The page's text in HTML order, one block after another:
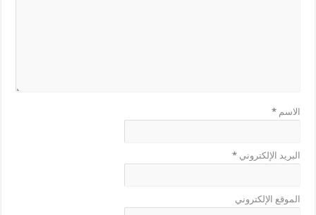
الاسم*
البريد الإلكتروني*
الموقع الإلكتروني